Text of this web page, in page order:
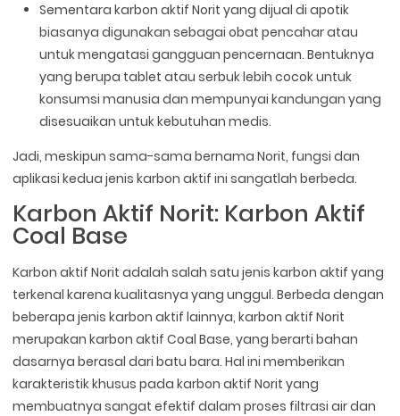
Sementara karbon aktif Norit yang dijual di apotik
biasanya digunakan sebagai obat pencahar atau
untuk mengatasi gangguan pencernaan. Bentuknya
yang berupa tablet atau serbuk lebih cocok untuk
konsumsi manusia dan mempunyai kandungan yang
disesuaikan untuk kebutuhan medis.
Jadi, meskipun sama-sama bernama Norit, fungsi dan
aplikasi kedua jenis karbon aktif ini sangatlah berbeda.
Karbon Aktif Norit: Karbon Aktif
Coal Base
Karbon aktif Norit adalah salah satu jenis karbon aktif yang
terkenal karena kualitasnya yang unggul. Berbeda dengan
beberapa jenis karbon aktif lainnya, karbon aktif Norit
merupakan karbon aktif Coal Base, yang berarti bahan
dasarnya berasal dari batu bara. Hal ini memberikan
karakteristik khusus pada karbon aktif Norit yang
membuatnya sangat efektif dalam proses filtrasi air dan